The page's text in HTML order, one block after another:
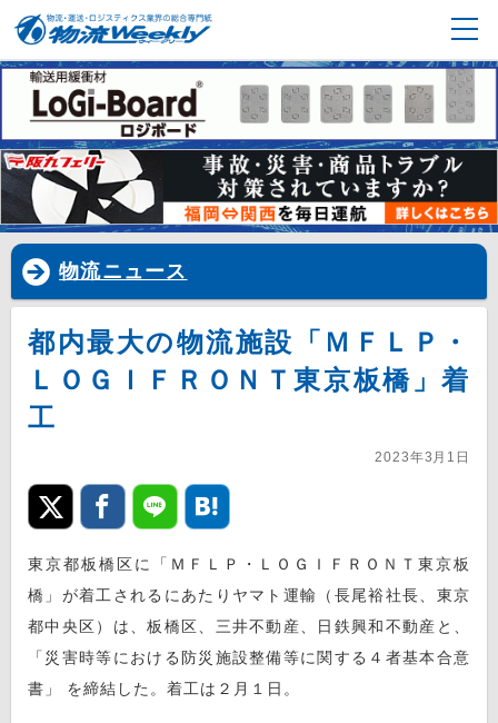
物流ニュース
都内最大の物流施設「ＭＦＬＰ・
ＬＯＧＩＦＲＯＮＴ東京板橋」着
工
2023年3月1日
東京都板橋区に「ＭＦＬＰ・ＬＯＧＩＦＲＯＮＴ東京板
橋」が着工されるにあたりヤマト運輸（長尾裕社長、東京
都中央区）は、板橋区、三井不動産、日鉄興和不動産と、
「災害時等における防災施設整備等に関する４者基本合意
書」 を締結した。着工は２月１日。